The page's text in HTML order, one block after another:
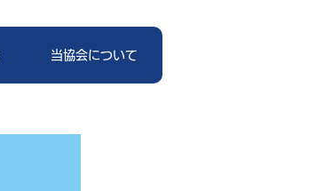
当協会について